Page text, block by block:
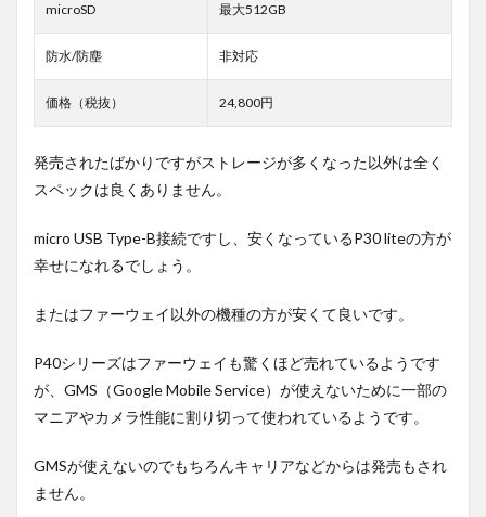
microSD 最大512GB
防水/防塵 非対応
価格（税抜） 24,800円
発売されたばかりですがストレージが多くなった以外は全く
スペックは良くありません。
micro USB Type-B接続ですし、安くなっているP30 liteの方が
幸せになれるでしょう。
またはファーウェイ以外の機種の方が安くて良いです。
P40シリーズはファーウェイも驚くほど売れているようです
が、GMS（Google Mobile Service）が使えないために一部の
マニアやカメラ性能に割り切って使われているようです。
GMSが使えないのでもちろんキャリアなどからは発売もされ
ません。